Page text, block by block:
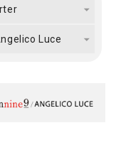
Luce